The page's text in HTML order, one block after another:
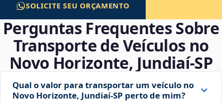
SOLICITE SEU ORÇAMENTO
Perguntas Frequentes Sobre
Transporte de Veículos no
Novo Horizonte, Jundiaí‑SP
Qual o valor para transportar um veículo no
Novo Horizonte, Jundiaí‑SP perto de mim?